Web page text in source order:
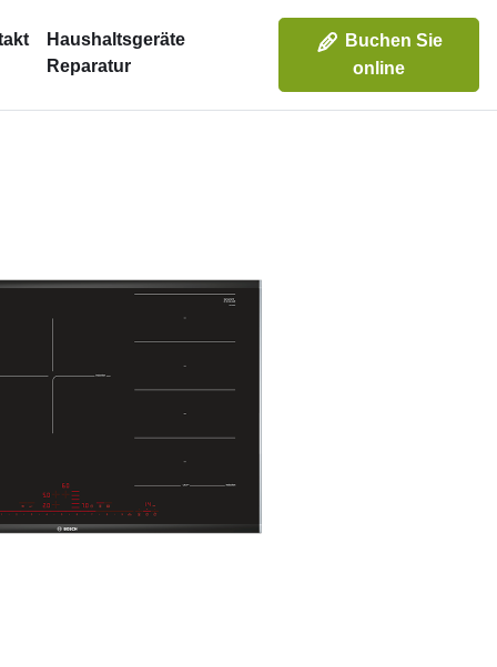
Haushaltsgeräte
Reparatur
Buchen Sie
online